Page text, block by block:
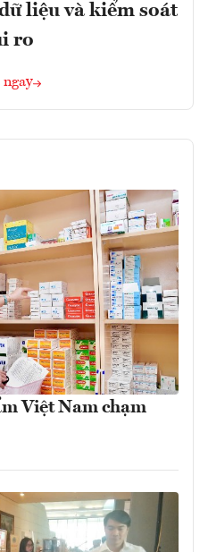
liệu và kiểm soát
ro
Việt Nam chạm